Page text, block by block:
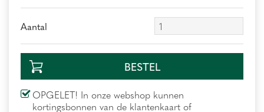
Aantal
OPGELET! In onze webshop kunnen
kortingsbonnen van de klantenkaart of